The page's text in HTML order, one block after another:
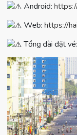
Android:
Web: https://
Tổng đài đặt